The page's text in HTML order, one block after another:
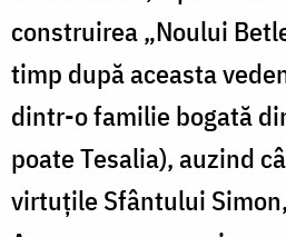
construirea „Noului
timp după aceasta
dintr-o familie bogată
poate Tesalia), auzind
virtuțile Sfântului